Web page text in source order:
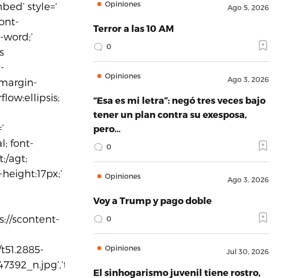
style=’
font-
agt;
scontent-
Opiniones Ago 5, 2026
Terror a las 10 AM
0
Opiniones Ago 3, 2026
“Esa es mi letra”: negó tres veces bajo
tener un plan contra su exesposa,
pero…
0
Opiniones Ago 3, 2026
Voy a Trump y pago doble
0
Opiniones Jul 30, 2026
El sinhogarismo juvenil tiene rostro,